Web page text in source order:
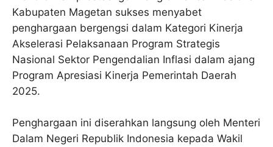
Kabupaten Magetan sukses menyabet
penghargaan bergengsi dalam Kategori Kinerja
Akselerasi Pelaksanaan Program Strategis
Nasional Sektor Pengendalian Inflasi dalam ajang
Program Apresiasi Kinerja Pemerintah Daerah
2025.
Penghargaan ini diserahkan langsung oleh Menteri
Dalam Negeri Republik Indonesia kepada Wakil